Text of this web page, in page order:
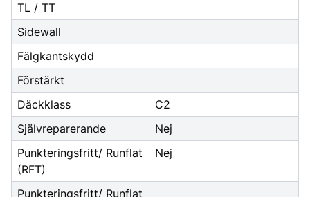
TL / TT
Sidewall
Fälgkantskydd
Förstärkt
Däckklass
C2
Självreparerande
Nej
Punkteringsfritt/ Runflat
(RFT)
Nej
Punkteringsfritt/ Runflat